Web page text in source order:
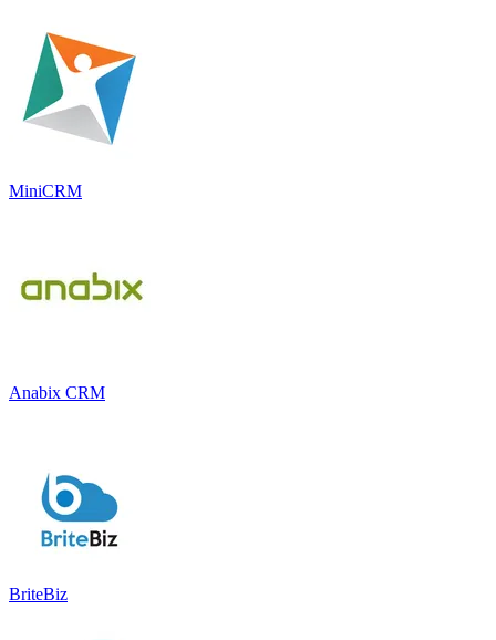
MiniCRM
Anabix CRM
BriteBiz